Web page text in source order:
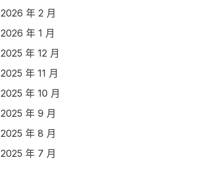
2026 年 2 月
2026 年 1 月
2025 年 12 月
2025 年 11 月
2025 年 10 月
2025 年 9 月
2025 年 8 月
2025 年 7 月